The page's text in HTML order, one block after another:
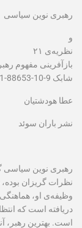
رهبری نوین سیاسی
و
نظریه‌ی ۲۱
بازآفرینی مفهوم
شابک 9-10-88653-91-978
عطا هودشتیان
نشر باران سوئد
رهبری نوین
نظرات گریزان
وظیفه‌‌ی او،
دریافته است که
است. بهترین رهبر،